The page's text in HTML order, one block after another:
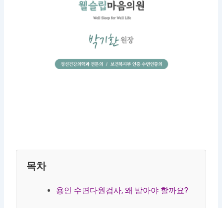
목차
용인 수면다원검사, 왜 받아야 할까요?